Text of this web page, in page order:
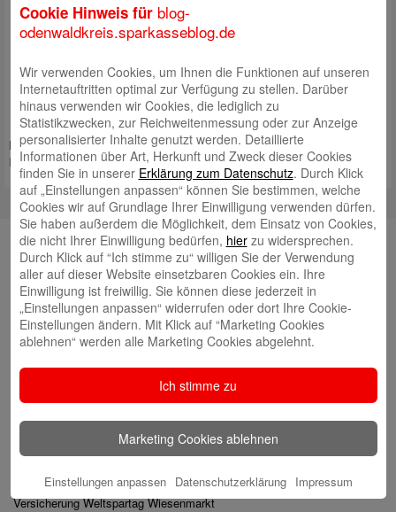
Zertifikat Relax der DekaBank
beantwortet Ihnen gerne Ihr
Berater.
Besuchen Sie uns einfach oder
vereinbaren Sie direkt einen
Termin mit Ihrem persönlichen
Berater. Unsere Sparkassenberater informieren Sie gerne und erläutern
Ihnen Ihre konkreten Möglichkeiten.Mehr lesen
Schlagwörter
Agrarforum AktionAusbildungAward Azubi
KönigDeka Energieeffizienz Existenzgründung Familie Förderpreis Holz-
Elfenbein FörderungGeschäftsstelle Gewinnspiel girogo
Girokonto Horx ImmobilienCenter IVO Karriere
Mobile-Banking
OdenwaldkreisOnline-Banking
Presse SchulenSchüler
SparkasseSparkasse erleben
Sparkassen-StiftungSpendeStiftungTickets
Trendforscher UnterstützungVeranstaltung
Versicherung Weltspartag Wiesenmarkt
Cookie Hinweis für blog-
odenwaldkreis.sparkasseblog.de
Wir verwenden Cookies, um Ihnen die Funktionen auf unseren
Internetauftritten optimal zur Verfügung zu stellen. Darüber
hinaus verwenden wir Cookies, die lediglich zu
Statistikzwecken, zur Reichweitenmessung oder zur Anzeige
personalisierter Inhalte genutzt werden. Detaillierte
Informationen über Art, Herkunft und Zweck dieser Cookies
finden Sie in unserer Erklärung zum Datenschutz. Durch Klick
auf „Einstellungen anpassen“ können Sie bestimmen, welche
Cookies wir auf Grundlage Ihrer Einwilligung verwenden dürfen.
Sie haben außerdem die Möglichkeit, dem Einsatz von Cookies,
die nicht Ihrer Einwilligung bedürfen, hierzu widersprechen.
Durch Klick auf “Ich stimme zu“ willigen Sie der Verwendung
aller auf dieser Website einsetzbaren Cookies ein. Ihre
Einwilligung ist freiwillig. Sie können diese jederzeit in
„Einstellungen anpassen“ widerrufen oder dort Ihre Cookie-
Einstellungen ändern. Mit Klick auf “Marketing Cookies
ablehnen“ werden alle Marketing Cookies abgelehnt.
Ich stimme zu
Marketing Cookies ablehnen
Einstellungen anpassen Datenschutzerklärung Impressum